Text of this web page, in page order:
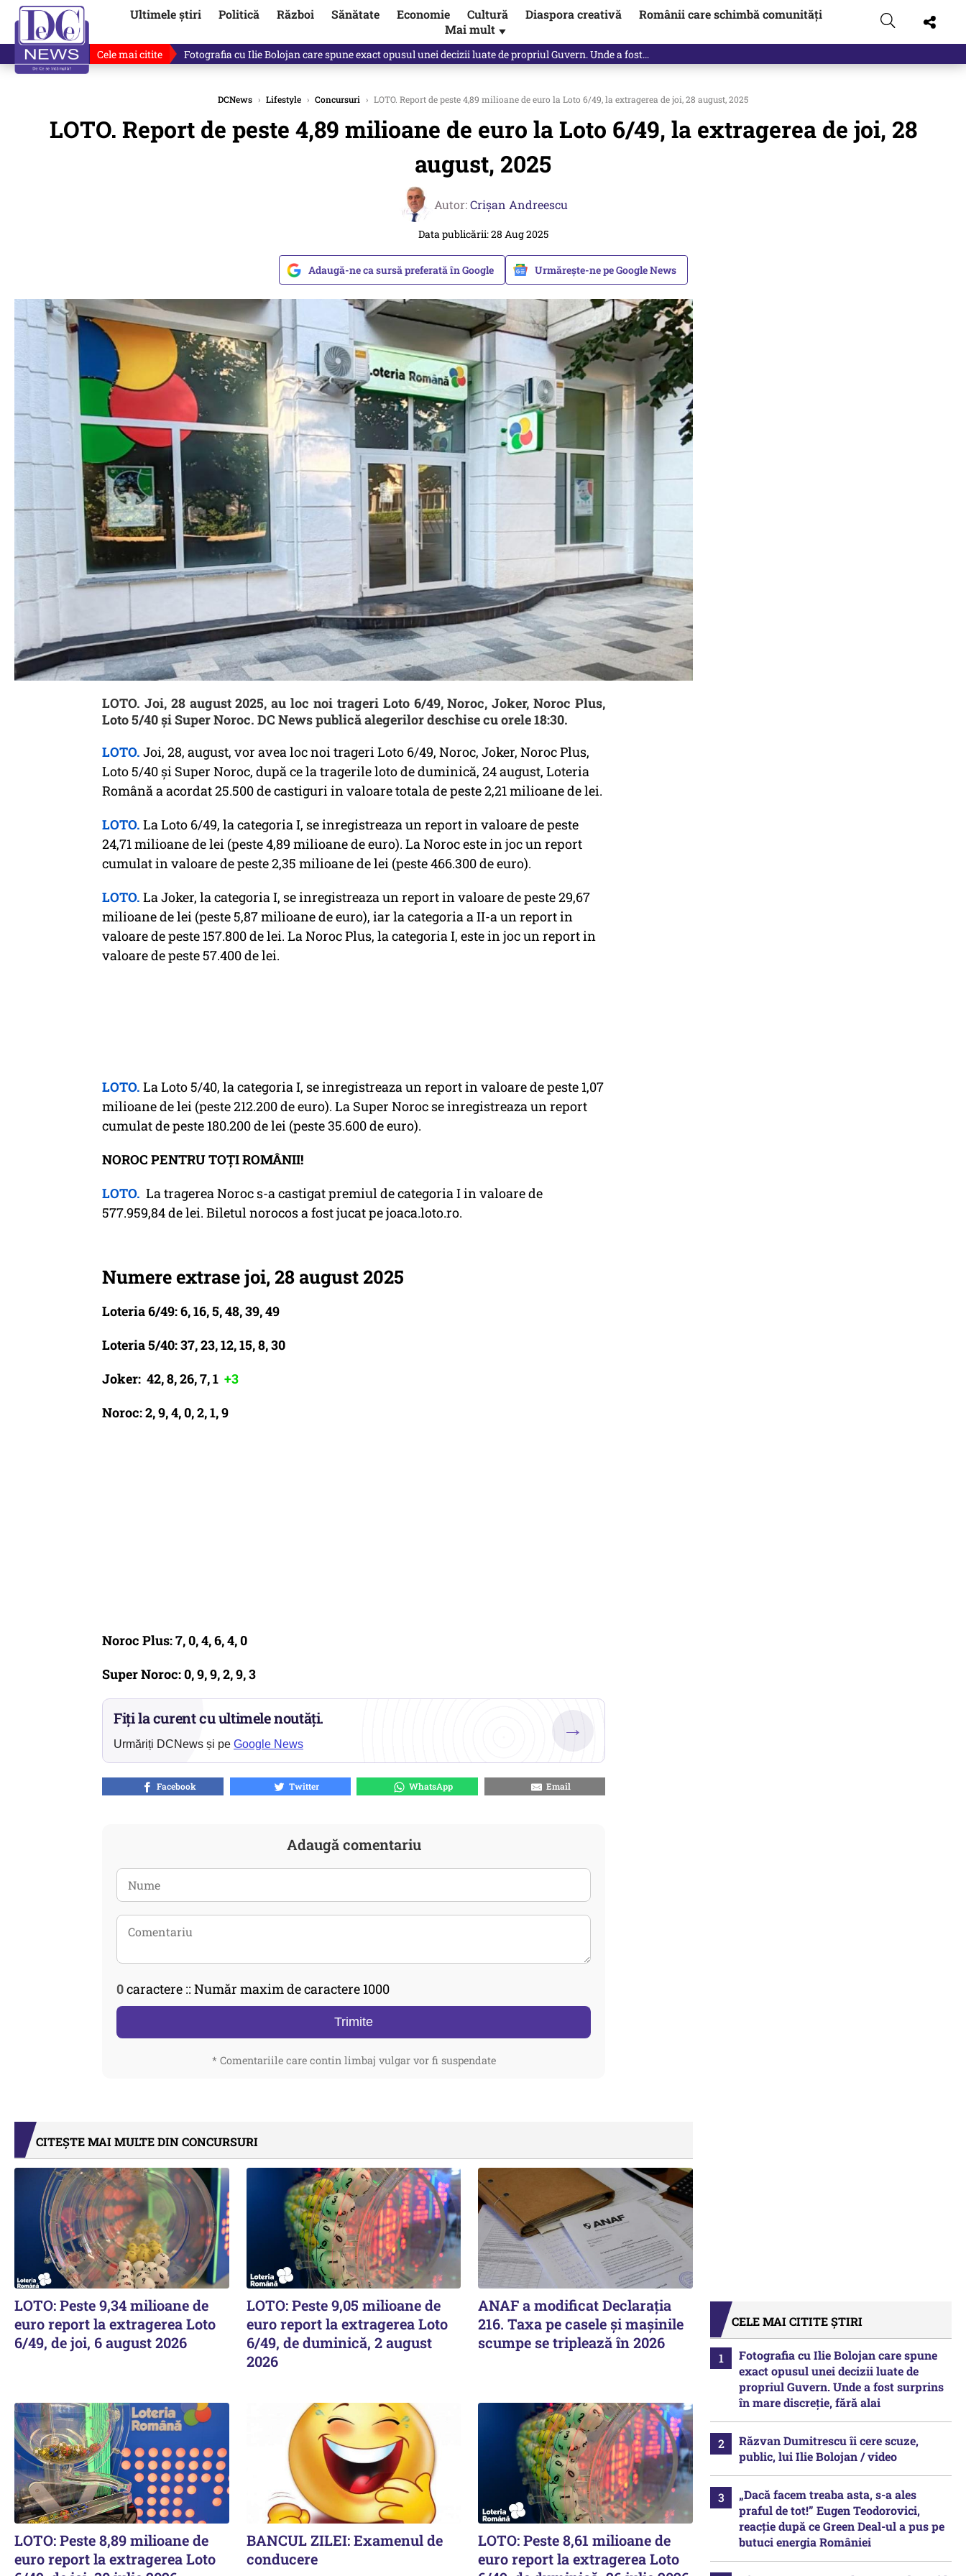
Ultimele știri Politică Război Sănătate Economie Cultură Diaspora creativă
Românii care schimbă comunități
Mai mult ▼
Cele mai citite Răzvan Dumitrescu îi cere scuze, public, lui Ilie Bolojan / video
DCNews › Lifestyle › Concursuri › LOTO. Report de peste 4,89 milioane de euro la Loto 6/49, la extragerea de joi, 28 august, 2025
LOTO. Report de peste 4,89 milioane de euro la Loto 6/49, la extragerea de joi, 28
august, 2025
Autor:Crişan Andreescu
Data publicării: 28 Aug 2025
Adaugă-ne ca sursă preferată în Google Urmărește-ne pe Google News
LOTO. Joi, 28 august 2025, au loc noi trageri Loto 6/49, Noroc, Joker, Noroc Plus,
Loto 5/40 și Super Noroc. DC News publică alegerilor deschise cu orele 18:30.
LOTO. Joi, 28, august, vor avea loc noi trageri Loto 6/49, Noroc, Joker, Noroc Plus,
Loto 5/40 și Super Noroc, după ce la tragerile loto de duminică, 24 august, Loteria
Română a acordat 25.500 de castiguri in valoare totala de peste 2,21 milioane de lei.
LOTO. La Loto 6/49, la categoria I, se inregistreaza un report in valoare de peste
24,71 milioane de lei (peste 4,89 milioane de euro). La Noroc este in joc un report
cumulat in valoare de peste 2,35 milioane de lei (peste 466.300 de euro).
LOTO. La Joker, la categoria I, se inregistreaza un report in valoare de peste 29,67
milioane de lei (peste 5,87 milioane de euro), iar la categoria a II-a un report in
valoare de peste 157.800 de lei. La Noroc Plus, la categoria I, este in joc un report in
valoare de peste 57.400 de lei.
LOTO. La Loto 5/40, la categoria I, se inregistreaza un report in valoare de peste 1,07
milioane de lei (peste 212.200 de euro). La Super Noroc se inregistreaza un report
cumulat de peste 180.200 de lei (peste 35.600 de euro).
NOROC PENTRU TOȚI ROMÂNII!
LOTO. La tragerea Noroc s-a castigat premiul de categoria I in valoare de
577.959,84 de lei. Biletul norocos a fost jucat pe joaca.loto.ro.
Numere extrase joi, 28 august 2025
Loteria 6/49: 6, 16, 5, 48, 39, 49
Loteria 5/40: 37, 23, 12, 15, 8, 30
Joker: 42, 8, 26, 7, 1 +3
Noroc: 2, 9, 4, 0, 2, 1, 9
Noroc Plus: 7, 0, 4, 6, 4, 0
Super Noroc: 0, 9, 9, 2, 9, 3
Fiți la curent cu ultimele noutăți.
Urmăriți DCNews și pe Google News
→
Facebook Twitter WhatsApp Email
Adaugă comentariu
0caractere :: Număr maxim de caractere 1000
Trimite
* Comentariile care contin limbaj vulgar vor fi suspendate
CITEȘTE MAI MULTE DIN CONCURSURI
LOTO: Peste 9,34 milioane de
euro report la extragerea Loto
6/49, de joi, 6 august 2026
LOTO: Peste 9,05 milioane de
euro report la extragerea Loto
6/49, de duminică, 2 august
2026
ANAF a modificat Declarația
216. Taxa pe casele și mașinile
scumpe se triplează în 2026
LOTO: Peste 8,89 milioane de
euro report la extragerea Loto
BANCUL ZILEI: Examenul de
conducere
LOTO: Peste 8,61 milioane de
euro report la extragerea Loto
CELE MAI CITITE ȘTIRI
Fotografia cu Ilie Bolojan care spune
exact opusul unei decizii luate de
propriul Guvern. Unde a fost surprins
în mare discreție, fără alai
Răzvan Dumitrescu îi cere scuze,
public, lui Ilie Bolojan / video
„Dacă facem treaba asta, s-a ales
praful de tot!” Eugen Teodorovici,
reacție după ce Green Deal-ul a pus pe
butuci energia României